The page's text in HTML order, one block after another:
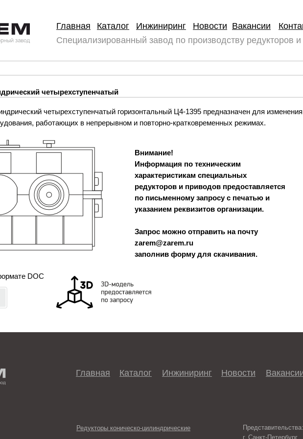
Каталог Инжиниринг Новости
Главная
Вакансии
Специализированный завод по производству редукторов
четырехступенчатый горизонтальный Ц4-1395 предназначен для
работающих в непрерывном и повторно-кратковременных режимах.
DOC
Внимание!
Информация по техническим
характеристикам специальных
редукторов и приводов предоставляется
по письменному запросу с печатью и
указанием реквизитов организации.
Запрос можно отправить на почту
zarem@zarem.ru
заполнив форму для скачивания.
четырехступенчатый
Каталог Инжиниринг
Главная Новости
Редукторы коническо-цилиндрические
Представительства:
г. Санкт-Петербург